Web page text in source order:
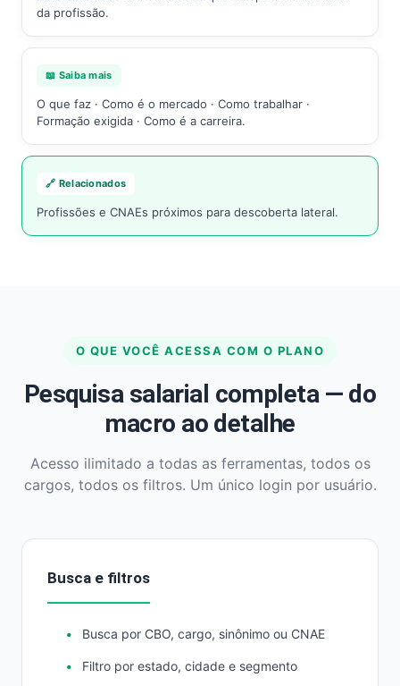
da profissão.
📖 Saiba mais
O que faz · Como é o mercado · Como trabalhar ·
Formação exigida · Como é a carreira.
🔗 Relacionados
Profissões e CNAEs próximos para descoberta lateral.
O QUE VOCÊ ACESSA COM O PLANO
Pesquisa salarial completa — do
macro ao detalhe
Acesso ilimitado a todas as ferramentas, todos os
cargos, todos os filtros. Um único login por usuário.
Busca e filtros
Busca por CBO, cargo, sinônimo ou CNAE
Filtro por estado, cidade e segmento